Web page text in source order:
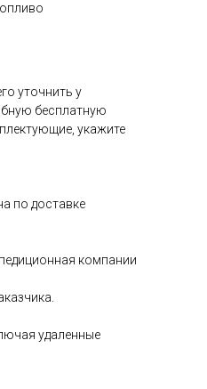
уточнить у
бесплатную
укажите
по доставке
компании
удаленные